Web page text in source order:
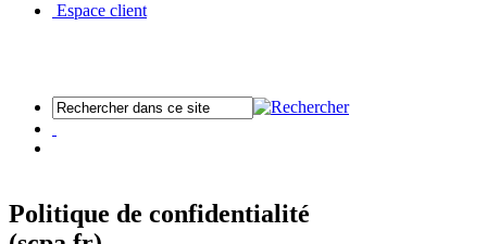
Espace client
Politique de confidentialité